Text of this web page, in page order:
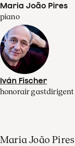
Maria João Pires
piano
Iván Fischer
honorair gastdirigent
Maria João